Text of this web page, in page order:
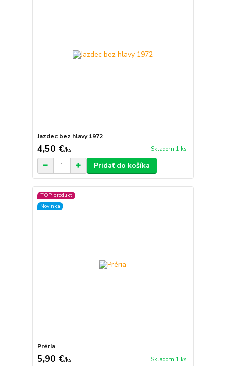
Jazdec bez hlavy 1972
4,50 €/ks Skladom 1 ks
Pridať do košíka
TOP produkt
Novinka
Préria
5,90 €/ks Skladom 1 ks